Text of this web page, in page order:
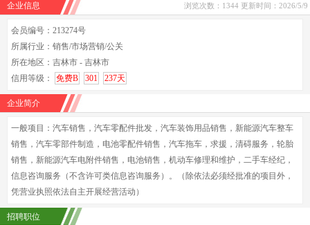
更新时间：2026/5/9
浏览次数：1344
企业信息
会员编号：213274号
所属行业：销售/市场营销/公关
所在地区：吉林市 - 吉林市
信用等级：
免费B 301 237天
企业简介
一般项目：汽车销售，汽车零配件批发，汽车装饰用品销售，新能源汽车整车
销售，汽车零部件制造，电池零配件销售，汽车拖车，求援，清碍服务，轮胎
销售，新能源汽车电附件销售，电池销售，机动车修理和维护，二手车经纪，
信息咨询服务（不含许可类信息咨询服务）。（除依法必须经批准的项目外，
凭营业执照依法自主开展经营活动）
招聘职位